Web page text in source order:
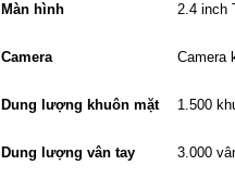
Màn hình 2.4 inch
Camera Camera
Dung lượng khuôn mặt 1.500
Dung lượng vân tay 3.000